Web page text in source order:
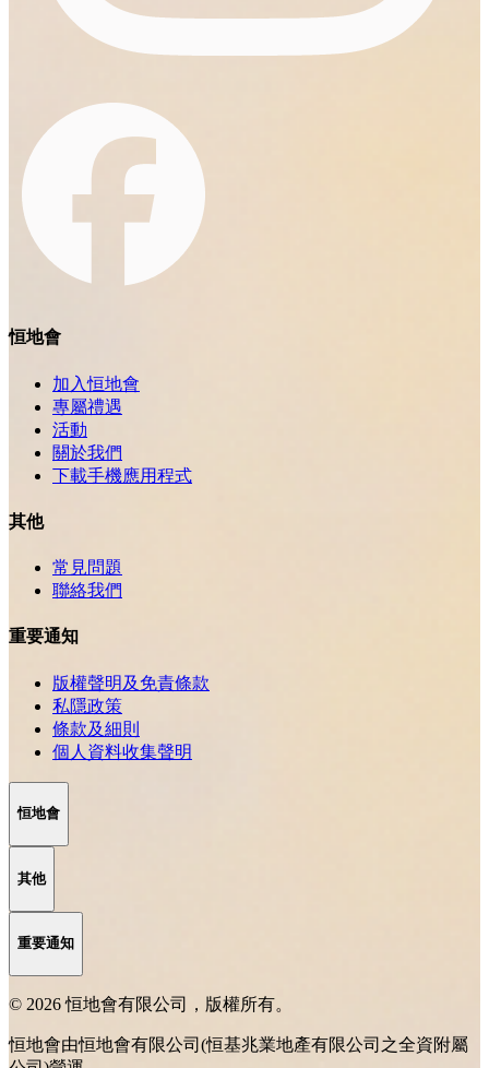
恒地會
加入恒地會
專屬禮遇
活動
關於我們
下載手機應用程式
其他
常見問題
聯絡我們
重要通知
版權聲明及免責條款
私隱政策
條款及細則
個人資料收集聲明
恒地會
其他
重要通知
© 2026 恒地會有限公司，版權所有。
恒地會由恒地會有限公司(恒基兆業地產有限公司之全資附屬